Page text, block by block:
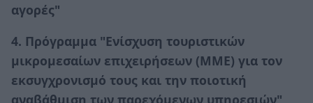
αγορές"
4. Πρόγραμμα "Ενίσχυση τουριστικών
μικρομεσαίων επιχειρήσεων (ΜΜΕ) για τον
εκσυγχρονισμό τους και την ποιοτική
αναβάθμιση των παρεχόμενων υπηρεσιών"